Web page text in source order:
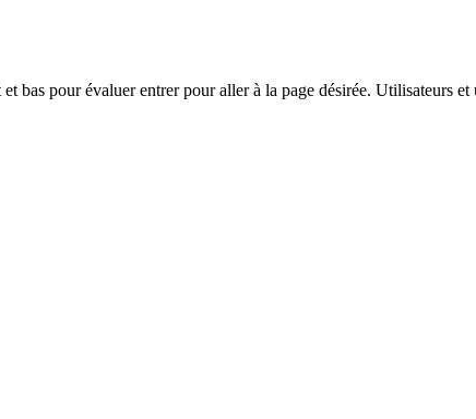
bas pour évaluer entrer pour aller à la page désirée. Utilisateurs